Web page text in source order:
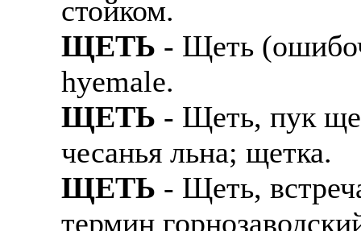
Также смотрите
отправке в другие
А также
рабочий,
стикеровщик.
# работа за границей
# работа за рубежом
В таких банках, как
Промсвязьбанк,
А также в компаниях:
СДЭК, ПЭК и т.д.
В направлениях: без
консультирование,
стойком.
ЩЕТЬ - Щеть
hyemale.
ЩЕТЬ - Щеть, пук
чесанья льна; щетка.
ЩЕТЬ - Щеть,
термин